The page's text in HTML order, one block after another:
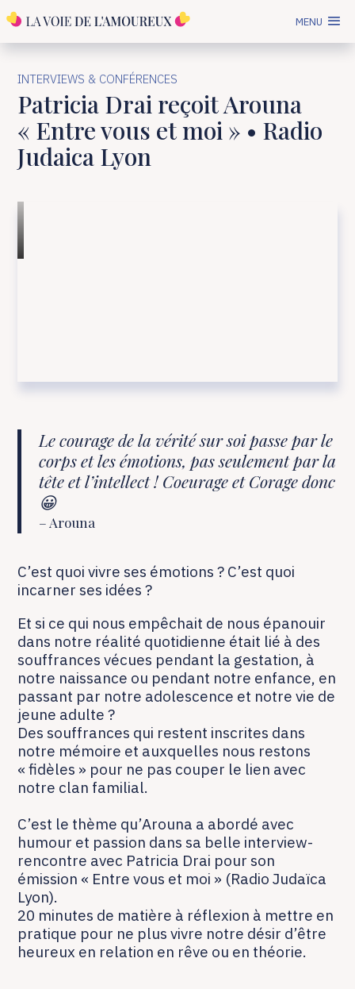
MENU
INTERVIEWS & CONFÉRENCES
Patricia Drai reçoit Arouna
« Entre vous et moi » • Radio
Judaica Lyon
Le courage de la vérité sur soi passe par le
corps et les émotions, pas seulement par la
tête et l’intellect ! Coeurage et Corage donc
😀
– Arouna
C’est quoi vivre ses émotions ? C’est quoi
incarner ses idées ?
Et si ce qui nous empêchait de nous épanouir
dans notre réalité quotidienne était lié à des
souffrances vécues pendant la gestation, à
notre naissance ou pendant notre enfance, en
passant par notre adolescence et notre vie de
jeune adulte ?
Des souffrances qui restent inscrites dans
notre mémoire et auxquelles nous restons
« fidèles » pour ne pas couper le lien avec
notre clan familial.
C’est le thème qu’Arouna a abordé avec
humour et passion dans sa belle interview-
rencontre avec Patricia Drai pour son
émission « Entre vous et moi » (Radio Judaïca
Lyon).
20 minutes de matière à réflexion à mettre en
pratique pour ne plus vivre notre désir d’être
heureux en relation en rêve ou en théorie.